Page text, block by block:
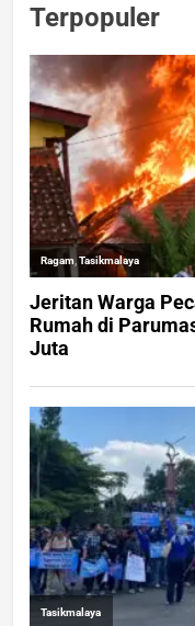
Terpopuler